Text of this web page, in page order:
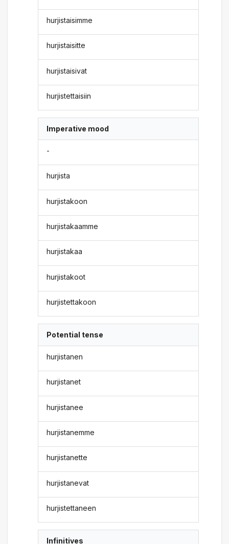
hurjistaisimme
hurjistaisitte
hurjistaisivat
hurjistettaisiin
Imperative mood
-
hurjista
hurjistakoon
hurjistakaamme
hurjistakaa
hurjistakoot
hurjistettakoon
Potential tense
hurjistanen
hurjistanet
hurjistanee
hurjistanemme
hurjistanette
hurjistanevat
hurjistettaneen
Infinitives